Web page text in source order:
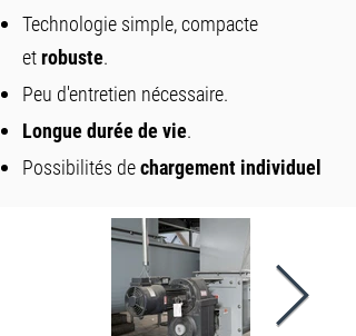
Technologie simple, compacte
etrobuste.
Peu d'entretien nécessaire.
Longue durée de vie.
Possibilités dechargement individuel